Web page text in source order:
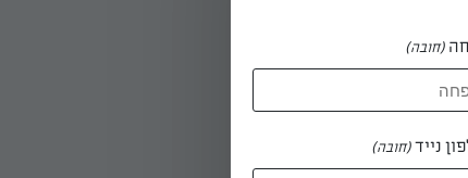
(חובה)
נייד(חובה)